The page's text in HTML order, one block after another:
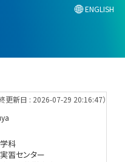
ENGLISH
終更新日 : 2026-07-29 20:16:47）
科
習センター